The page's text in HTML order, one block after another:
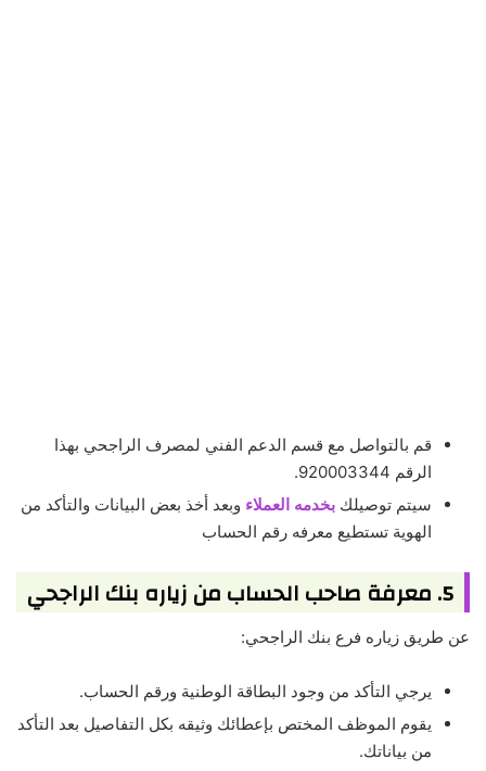
قم بالتواصل مع قسم الدعم الفني لمصرف الراجحي بهذا
الرقم 920003344.
سيتم توصيلك بخدمه العملاء وبعد أخذ بعض البيانات والتأكد من
الهوية تستطيع معرفه رقم الحساب
5. معرفة صاحب الحساب من زياره بنك الراجحي
عن طريق زياره فرع بنك الراجحي:
يرجي التأكد من وجود البطاقة الوطنية ورقم الحساب.
يقوم الموظف المختص بإعطائك وثيقه بكل التفاصيل بعد التأكد
من بياناتك.